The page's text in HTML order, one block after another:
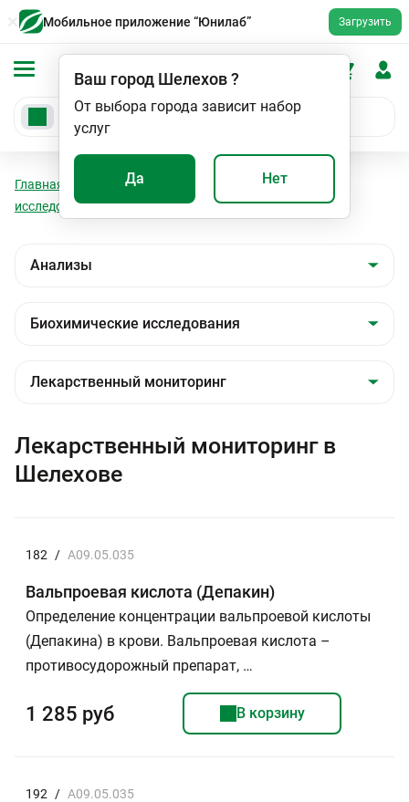
Мобильное приложение “Юнилаб” Загрузить
Ваш город Шелехов?
От выбора города зависит набор
услуг
Да Нет
Главная Анализы
Биохимические
исследования
Лекарственный мониторинг
Лекарственный мониторинг в
Шелехове
182 / A09.05.035
Вальпроевая кислота (Депакин)
Определение концентрации вальпроевой кислоты
(Депакина) в крови. Вальпроевая кислота –
противосудорожный препарат, …
1 285 руб В корзину
192 / A09.05.035